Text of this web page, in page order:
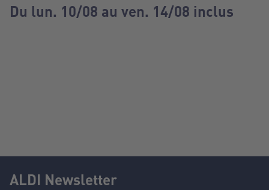
Du lun. 10/08 au ven. 14/08 inclus
ALDI Newsletter